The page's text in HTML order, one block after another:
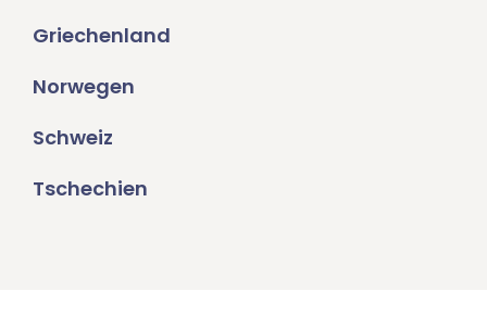
Griechenland
Norwegen
Schweiz
Tschechien